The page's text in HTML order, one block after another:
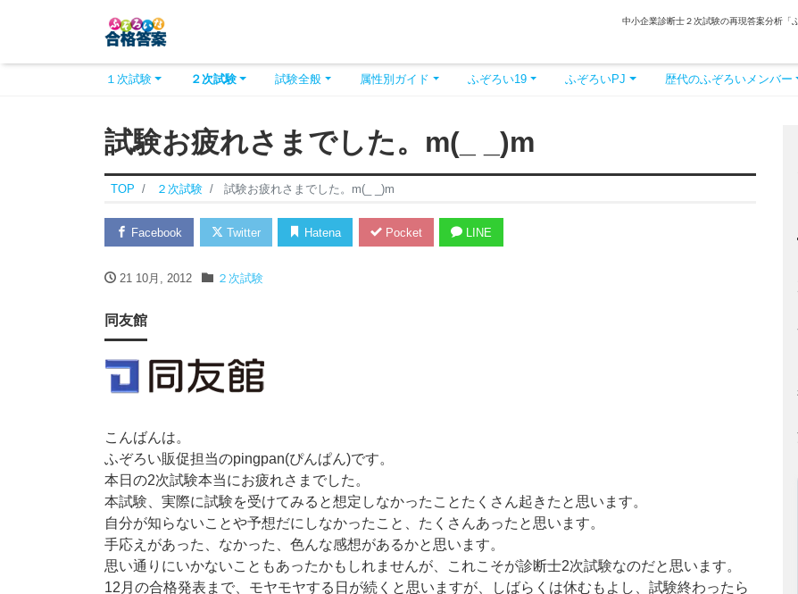
中小企業診断士２次試験の再現答案分析「
１次試験 ２次試験 試験全般 属性別ガイド ふぞろい19 ふぞろいPJ 歴代のふぞろいメンバー
試験お疲れさまでした。m(_ _)m
TOP ２次試験 試験お疲れさまでした。m(_ _)m
Facebook Twitter Hatena Pocket LINE
21 10月, 2012 ２次試験
同友館
こんばんは。
ふぞろい販促担当のpingpan(ぴんぱん)です。
本日の2次試験本当にお疲れさまでした。
本試験、実際に試験を受けてみると想定しなかったことたくさん起きたと思います。
自分が知らないことや予想だにしなかったこと、たくさんあったと思います。
手応えがあった、なかった、色んな感想があるかと思います。
思い通りにいかないこともあったかもしれませんが、これこそが診断士2次試験なのだと思います。
12月の合格発表まで、モヤモヤする日が続くと思いますが、しばらくは休むもよし、試験終わったら